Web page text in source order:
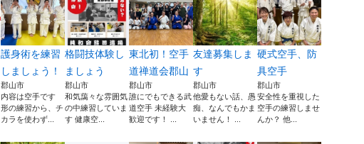
護身術を練習
しましょう！
郡山市
内容は空手です
形の練習から、チ
カラを使わず...
格闘技体験し
ましょう
郡山市
和気藹々な雰囲気
の中練習していま
す 健康空...
東北初！空手
道禅道会郡山
郡山市
誰にでもできる武
道空手 未経験大
歓迎です！ ...
友達募集しま
す
郡山市
他愛もない話、愚
痴、なんでもかま
いません！ ...
硬式空手、防
具空手
郡山市
安全性を重視した
空手の練習しませ
んか？ 他...